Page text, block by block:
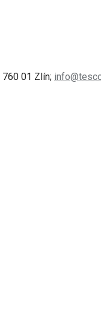
760 01 Zlín;